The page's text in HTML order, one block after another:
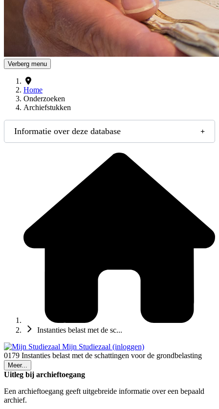
Verberg menu
Home
Onderzoeken
Archiefstukken
Informatie over deze database
Instanties belast met de sc...
Mijn Studiezaal (inloggen)
0179 Instanties belast met de schattingen voor de grondbelasting
Meer...
Uitleg bij archieftoegang
Een archieftoegang geeft uitgebreide informatie over een bepaald
archief.